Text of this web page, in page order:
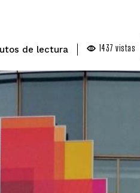
de lectura 1437 vistas